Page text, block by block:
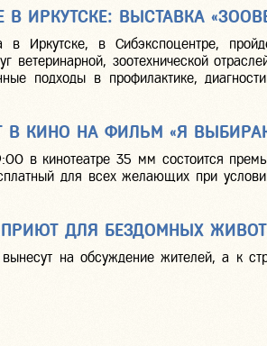
ИРКУТСКЕ: ВЫСТАВКА
Иркутске, в Сибэкспоцентре,
ветеринарной, зоотехнической
подходы в профилактике,
В КИНО НА ФИЛЬМ «Я
в кинотеатре 35 мм состоится
для всех желающих при
ПРИЮТ ДЛЯ БЕЗДОМНЫХ
на обсуждение жителей, а к